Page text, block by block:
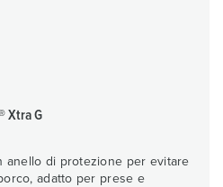
Xtra G
anello di protezione per evitare
adatto per prese e